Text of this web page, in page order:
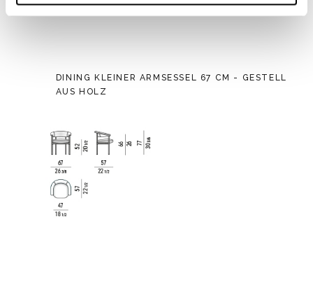
DINING KLEINER ARMSESSEL 67 CM - GESTELL
AUS HOLZ